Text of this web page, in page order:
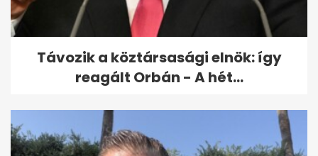
kapcsolatban emlegette...
Távozik a köztársasági elnök: így
reagált Orbán - A hét...